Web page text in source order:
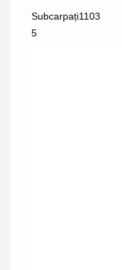
Subcarpați1103
5